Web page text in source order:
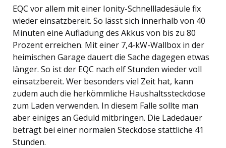
EQC vor allem mit einer Ionity-Schnellladesäule fix
wieder einsatzbereit. So lässt sich innerhalb von 40
Minuten eine Aufladung des Akkus von bis zu 80
Prozent erreichen. Mit einer 7,4-kW-Wallbox in der
heimischen Garage dauert die Sache dagegen etwas
länger. So ist der EQC nach elf Stunden wieder voll
einsatzbereit. Wer besonders viel Zeit hat, kann
zudem auch die herkömmliche Haushaltssteckdose
zum Laden verwenden. In diesem Falle sollte man
aber einiges an Geduld mitbringen. Die Ladedauer
beträgt bei einer normalen Steckdose stattliche 41
Stunden.